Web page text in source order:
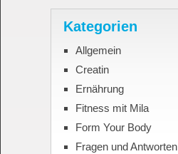
Kategorien
Allgemein
Creatin
Ernährung
Fitness mit Mila
Form Your Body
Fragen und Antworten